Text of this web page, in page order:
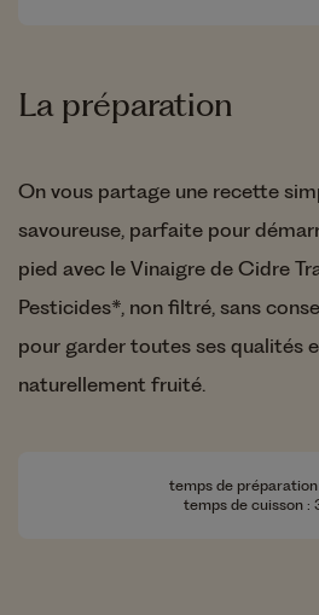
La préparation
On vous partage une recette
savoureuse, parfaite pour
pied avec le Vinaigre de Cidre
Pesticides*, non filtré, sans
pour garder toutes ses qualités
naturellement fruité.
temps de
temps de cuisson :